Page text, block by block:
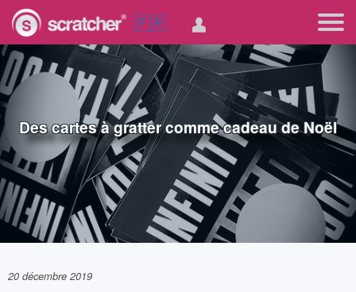
🇫🇷
Des cartes à gratter comme cadeau de Noël
20 décembre 2019